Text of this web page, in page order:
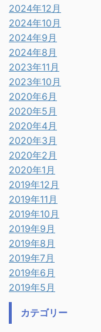
2024年12月
2024年10月
2024年9月
2024年8月
2023年11月
2023年10月
2020年6月
2020年5月
2020年4月
2020年3月
2020年2月
2020年1月
2019年12月
2019年11月
2019年10月
2019年9月
2019年8月
2019年7月
2019年6月
2019年5月
カテゴリー